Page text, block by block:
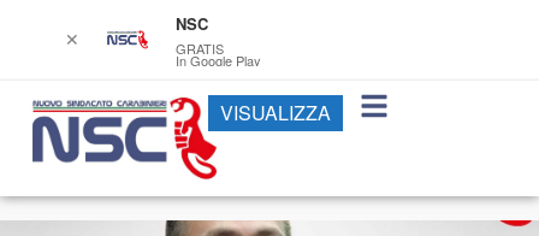
✕
NSC
GRATIS
In Google Play
VISUALIZZA